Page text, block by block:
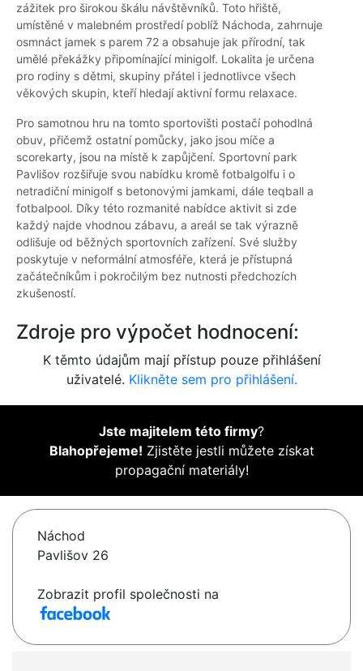
zážitek pro širokou škálu návštěvníků. Toto hřiště,
umístěné v malebném prostředí poblíž Náchoda, zahrnuje
osmnáct jamek s parem 72 a obsahuje jak přírodní, tak
umělé překážky připomínající minigolf. Lokalita je určena
pro rodiny s dětmi, skupiny přátel i jednotlivce všech
věkových skupin, kteří hledají aktivní formu relaxace.
Pro samotnou hru na tomto sportovišti postačí pohodlná
obuv, přičemž ostatní pomůcky, jako jsou míče a
scorekarty, jsou na místě k zapůjčení. Sportovní park
Pavlišov rozšiřuje svou nabídku kromě fotbalgolfu i o
netradiční minigolf s betonovými jamkami, dále teqball a
fotbalpool. Díky této rozmanité nabídce aktivit si zde
každý najde vhodnou zábavu, a areál se tak výrazně
odlišuje od běžných sportovních zařízení. Své služby
poskytuje v neformální atmosféře, která je přístupná
začátečníkům i pokročilým bez nutnosti předchozích
zkušeností.
Zdroje pro výpočet hodnocení:
K těmto údajům mají přístup pouze přihlášení
uživatelé. Klikněte sem pro přihlášení.
Jste majitelem této firmy?
Blahopřejeme! Zjistěte jestli můžete získat
propagační materiály!
Náchod
Pavlišov 26
Zobrazit profil společnosti na